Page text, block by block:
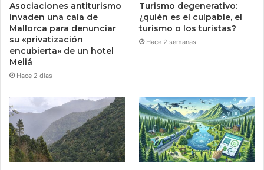
Asociaciones antiturismo
invaden una cala de
Mallorca para denunciar
su «privatización
encubierta» de un hotel
Meliá
Hace 2 días
Turismo degenerativo:
¿quién es el culpable, el
turismo o los turistas?
Hace 2 semanas